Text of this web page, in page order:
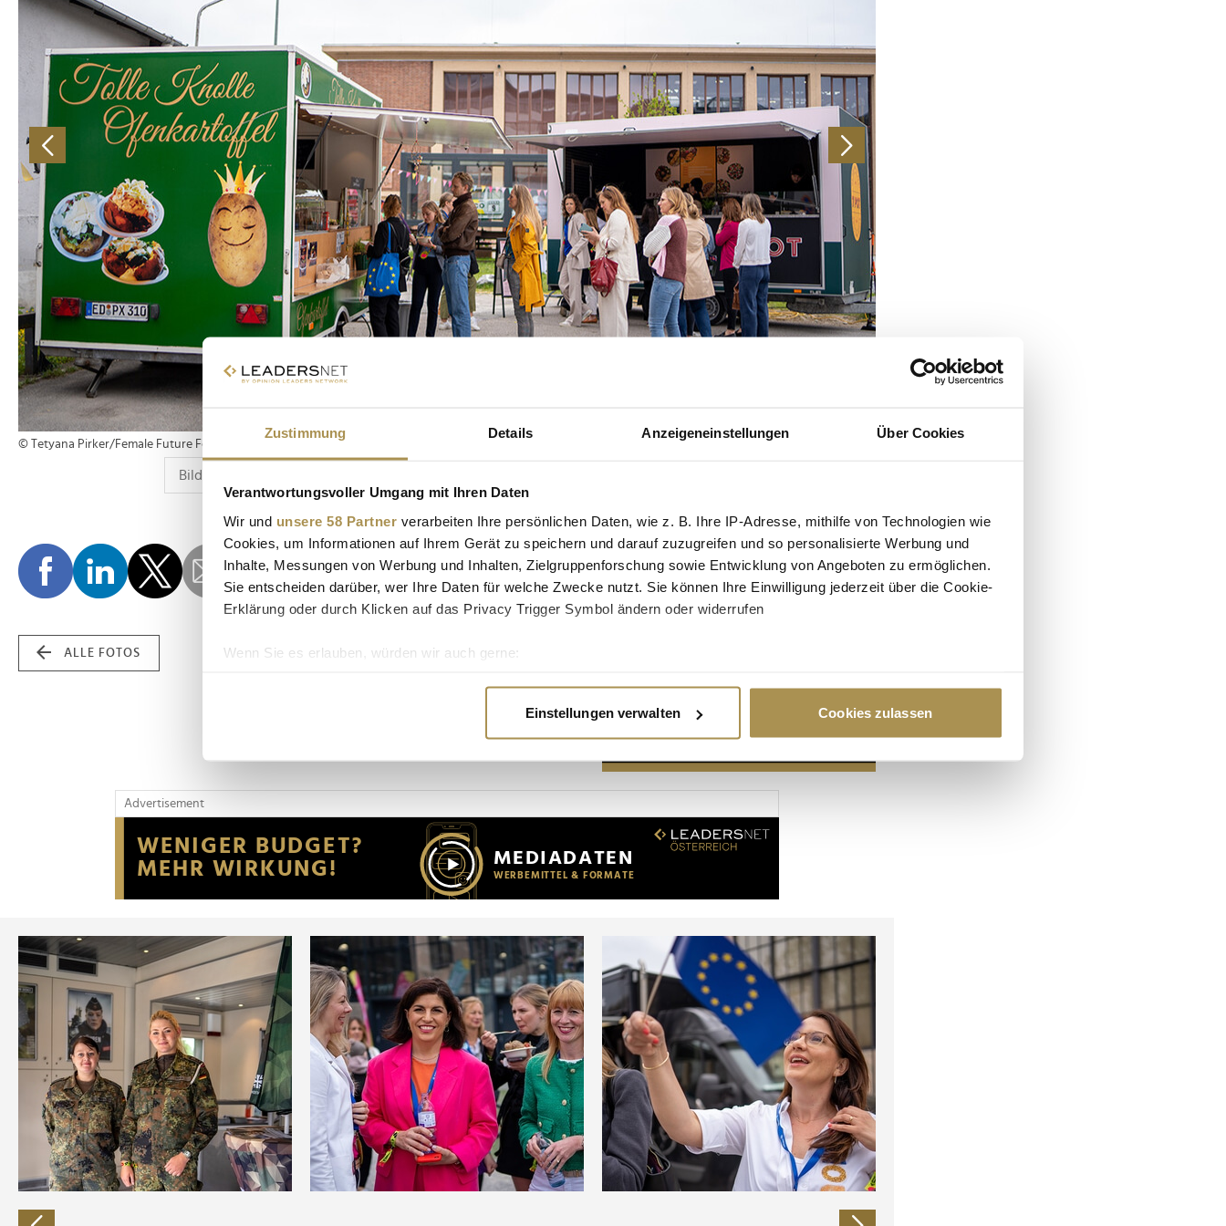
Zustimmung Details Anzeigeneinstellungen Über Cookies
Verantwortungsvoller Umgang mit Ihren Daten
Wir und unsere 58 Partner verarbeiten Ihre persönlichen Daten, wie z. B. Ihre IP-Adresse, mithilfe von Technologien wie
Cookies, um Informationen auf Ihrem Gerät zu speichern und darauf zuzugreifen und so personalisierte Werbung und
Inhalte, Messungen von Werbung und Inhalten, Zielgruppenforschung sowie Entwicklung von Angeboten zu ermöglichen.
Sie entscheiden darüber, wer Ihre Daten für welche Zwecke nutzt. Sie können Ihre Einwilligung jederzeit über die Cookie-
Erklärung oder durch Klicken auf das Privacy Trigger Symbol ändern oder widerrufen
Wenn Sie es erlauben, würden wir auch gerne:
Erfahren Sie mehr darüber, wie Ihre persönlichen Daten verarbeitet werden, und legen Sie Ihre Präferenzen im
Wir verwenden Cookies, um Inhalte und Anzeigen zu personalisieren, Funktionen für soziale Medien anbieten zu können
Website an unsere Partner für soziale Medien, Werbung und Analysen weiter. Unsere Partner führen diese Informationen
möglicherweise mit weiteren Daten zusammen, die Sie ihnen bereitgestellt haben oder die sie im Rahmen Ihrer Nutzung
der Dienste gesammelt haben.
Einstellungen verwalten Cookies zulassen
© Tetyana Pirker/Female Future Festival
ALLE FOTOS
Advertisement
Advertisement